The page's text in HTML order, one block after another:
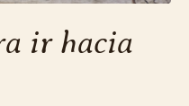
ir hacia